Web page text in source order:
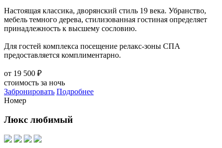
Настоящая классика, дворянский стиль 19 века. Убранство,
мебель темного дерева, стилизованная гостиная определяет
принадлежность к высшему сословию.
Для гостей комплекса посещение релакс-зоны СПА
предоставляется комплиментарно.
от 19 500 ₽
стоимость за ночь
Забронировать Подробнее
Номер
Люкс любимый